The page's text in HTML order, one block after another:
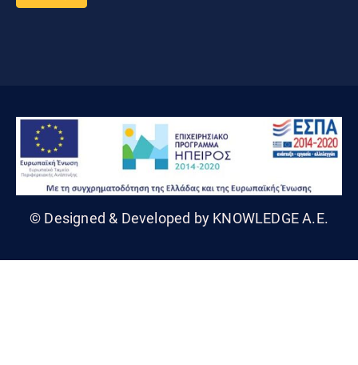
© Designed & Developed by KNOWLEDGE A.E.